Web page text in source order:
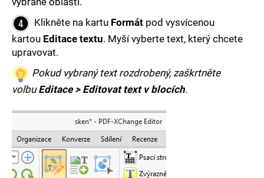
Klikněte na kartu Formát pod vysvícenou
kartou Editace textu. Myší vyberte text, který chcete
upravovat.
Pokud vybraný text rozdrobený, zaškrtněte
volbu Editace > Editovat text v blocích.
u
j
e
m
e